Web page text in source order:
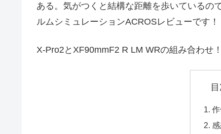
ある。気がつくと結構な距離を歩いているの
ルムシミュレーションACROSレビューです！
X-Pro2とXF90mmF2 R LM WRの組み合わせ